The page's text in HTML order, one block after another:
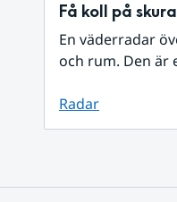
Få koll på
En väderradar
och rum. Den är
Radar